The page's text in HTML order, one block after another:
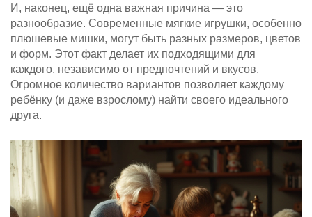
И, наконец, ещё одна важная причина — это
разнообразие. Современные мягкие игрушки, особенно
плюшевые мишки, могут быть разных размеров, цветов
и форм. Этот факт делает их подходящими для
каждого, независимо от предпочтений и вкусов.
Огромное количество вариантов позволяет каждому
ребёнку (и даже взрослому) найти своего идеального
друга.